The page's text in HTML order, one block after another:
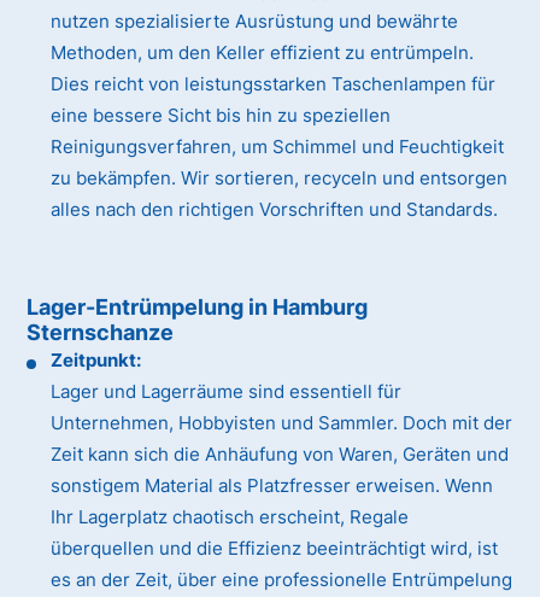
nutzen spezialisierte Ausrüstung und bewährte
Methoden, um den Keller effizient zu entrümpeln.
Dies reicht von leistungsstarken Taschenlampen für
eine bessere Sicht bis hin zu speziellen
Reinigungsverfahren, um Schimmel und Feuchtigkeit
zu bekämpfen. Wir sortieren, recyceln und entsorgen
alles nach den richtigen Vorschriften und Standards.
Lager-Entrümpelung in Hamburg
Sternschanze
Zeitpunkt:
Lager und Lagerräume sind essentiell für
Unternehmen, Hobbyisten und Sammler. Doch mit der
Zeit kann sich die Anhäufung von Waren, Geräten und
sonstigem Material als Platzfresser erweisen. Wenn
Ihr Lagerplatz chaotisch erscheint, Regale
überquellen und die Effizienz beeinträchtigt wird, ist
es an der Zeit, über eine professionelle Entrümpelung